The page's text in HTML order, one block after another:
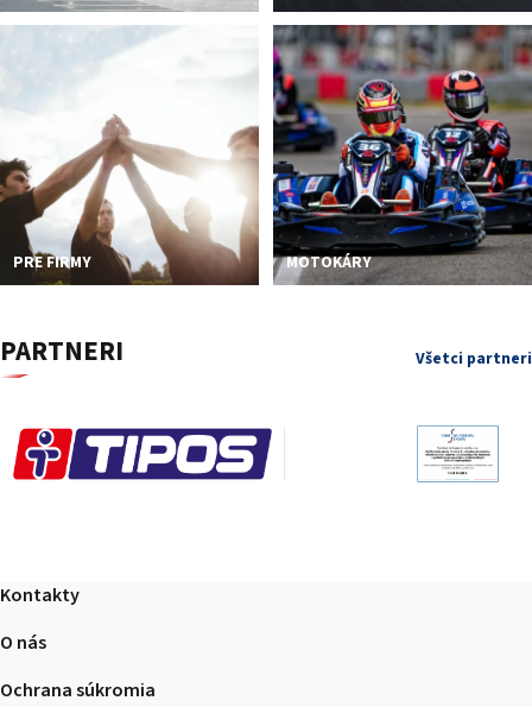
PODUJATIA 2026
PRE FIRMY MOTOKÁRY
PARTNERI Všetci partneri
Kontakty
O nás
Ochrana súkromia